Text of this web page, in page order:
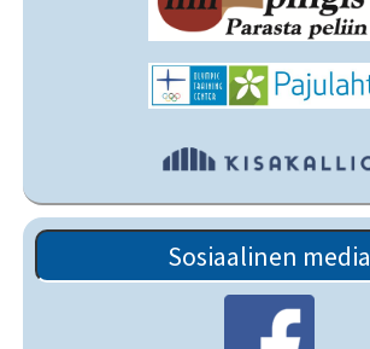
Sosiaalinen media